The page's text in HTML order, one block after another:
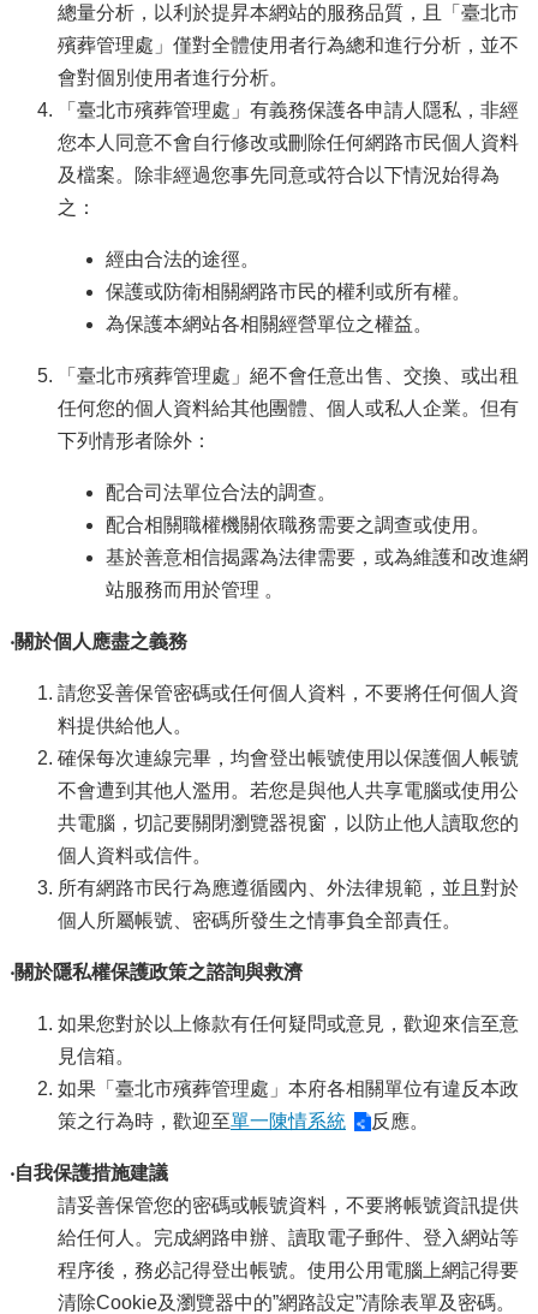
總量分析，以利於提昇本網站的服務品質，且「臺北市
殯葬管理處」僅對全體使用者行為總和進行分析，並不
會對個別使用者進行分析。
「臺北市殯葬管理處」有義務保護各申請人隱私，非經
您本人同意不會自行修改或刪除任何網路市民個人資料
及檔案。除非經過您事先同意或符合以下情況始得為
之：
經由合法的途徑。
保護或防衛相關網路市民的權利或所有權。
為保護本網站各相關經營單位之權益。
「臺北市殯葬管理處」絕不會任意出售、交換、或出租
任何您的個人資料給其他團體、個人或私人企業。但有
下列情形者除外：
配合司法單位合法的調查。
配合相關職權機關依職務需要之調查或使用。
基於善意相信揭露為法律需要，或為維護和改進網
站服務而用於管理 。
‧關於個人應盡之義務
請您妥善保管密碼或任何個人資料，不要將任何個人資
料提供給他人。
確保每次連線完畢，均會登出帳號使用以保護個人帳號
不會遭到其他人濫用。若您是與他人共享電腦或使用公
共電腦，切記要關閉瀏覽器視窗，以防止他人讀取您的
個人資料或信件。
所有網路市民行為應遵循國內、外法律規範，並且對於
個人所屬帳號、密碼所發生之情事負全部責任。
‧關於隱私權保護政策之諮詢與救濟
如果您對於以上條款有任何疑問或意見，歡迎來信至意
見信箱。
如果「臺北市殯葬管理處」本府各相關單位有違反本政
策之行為時，歡迎至單一陳情系統 反應。
‧自我保護措施建議
請妥善保管您的密碼或帳號資料，不要將帳號資訊提供
給任何人。完成網路申辦、讀取電子郵件、登入網站等
程序後，務必記得登出帳號。使用公用電腦上網記得要
清除Cookie及瀏覽器中的”網路設定”清除表單及密碼。